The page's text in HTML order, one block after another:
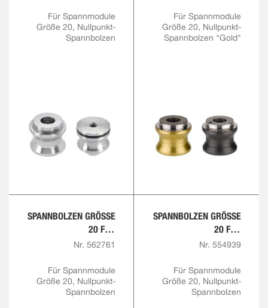
Für Spannmodule
Größe 20, Nullpunkt-
Spannbolzen
Für Spannmodule
Größe 20, Nullpunkt-
Spannbolzen "Gold"
SPANNBOLZEN GRÖSSE 2
0 FÜR F
ANGSCHRAUBE M12 M
ASSBUND
Nr. 562761
Für Spannmodule
Größe 20, Nullpunkt-
Spannbolzen
SPANNBOLZEN GRÖSSE 2
0 FÜR F
ANGSCHRAUBE M16
Nr. 554939
Für Spannmodule
Größe 20, Nullpunkt-
Spannbolzen